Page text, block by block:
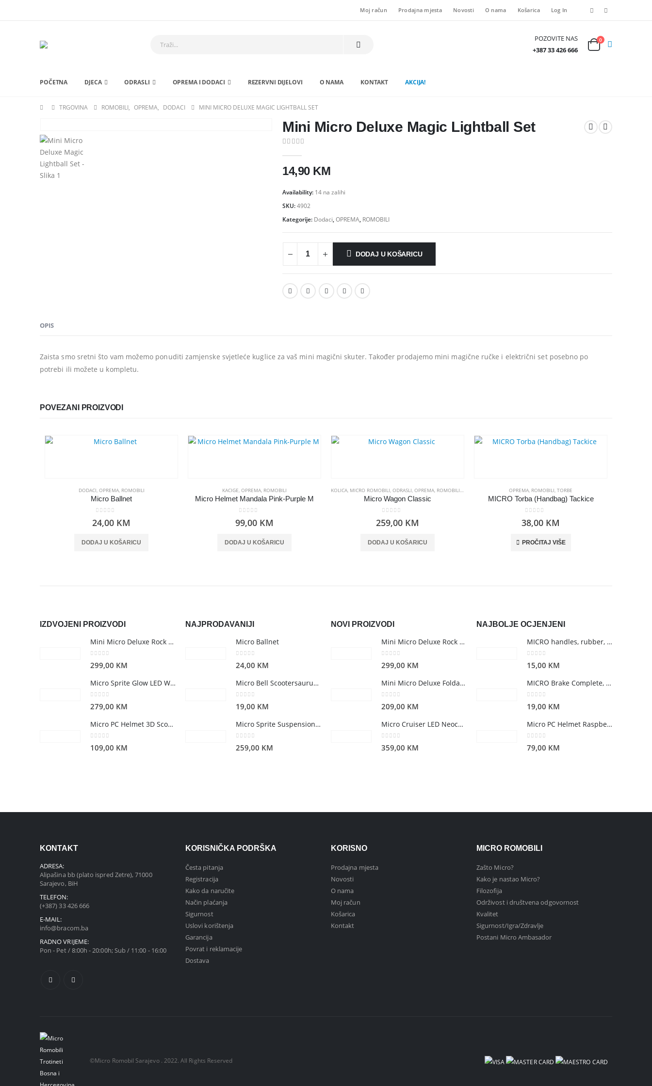
Moj račun Prodajna mjesta Novosti O nama Košarica Log In
POZOVITE NAS
+387 33 426 666
0
POČETNA DJECA ODRASLI OPREMA I DODACI REZERVNI DIJELOVI O NAMA KONTAKT AKCIJA!
TRGOVINA ROMOBILI, OPREMA, DODACI MINI MICRO DELUXE MAGIC LIGHTBALL SET
Mini Micro Deluxe Magic Lightball Set
14,90 KM
Availability: 14 na zalihi
SKU:4902
Kategorije: Dodaci,OPREMA, ROMOBILI
DODAJ U KOŠARICU
OPIS
Zaista smo sretni što vam možemo ponuditi zamjenske svjetleće kuglice za vaš mini magični skuter. Također prodajemo mini magične ručke i električni set posebno po
potrebi ili možete u kompletu.
POVEZANI PROIZVODI
DODACI OPREMA, ROMOBILI
Micro Ballnet
24,00 KM
DODAJ U KOŠARICU
KACIGE OPREMA ROMOBILI
Micro Helmet Mandala Pink-Purple M
99,00 KM
DODAJ U KOŠARICU
KOLICA MICRO ROMOBILI ODRASLI OPREMA ROMOBILI SA KOFEROM
Micro Wagon Classic
259,00 KM
DODAJ U KOŠARICU
OPREMA ROMOBILI TORBE
MICRO Torba (Handbag) Tackice
38,00 KM
PROČITAJ VIŠE
IZDVOJENI PROIZVODI
Mini Micro Deluxe Rock & Go LED Ocean Slate
299,00 KM
Micro Sprite Glow LED White
279,00 KM
Micro PC Helmet 3D Scootersaurus S
109,00 KM
NAJPRODAVANIJI
Micro Ballnet
24,00 KM
Micro Bell Scootersaurus (V2)
19,00 KM
Micro Sprite Suspension Pink
259,00 KM
NOVI PROIZVODI
Mini Micro Deluxe Rock & Go LED Ocean Slate
299,00 KM
Mini Micro Deluxe Foldable LED Red
209,00 KM
Micro Cruiser LED Neochrome
359,00 KM
NAJBOLJE OCJENJENI
MICRO handles, rubber, purple (267C)
15,00 KM
MICRO Brake Complete, Metropolitan
19,00 KM
Micro PC Helmet Raspberry M
79,00 KM
KONTAKT
ADRESA:
Alipašina bb (plato ispred Zetre), 71000
Sarajevo, BiH
TELEFON:
(+387) 33 426 666
E-MAIL:
info@bracom.ba
RADNO VRIJEME:
Pon - Pet / 8:00h - 20:00h; Sub / 11:00 - 16:00
KORISNIČKA PODRŠKA
Česta pitanja
Registracija
Kako da naručite
Način plaćanja
Sigurnost
Uslovi korištenja
Garancija
Povrat i reklamacije
Dostava
KORISNO
Prodajna mjesta
Novosti
O nama
Moj račun
Košarica
Kontakt
MICRO ROMOBILI
Zašto Micro?
Kako je nastao Micro?
Filozofija
Održivost i društvena odgovornost
Kvalitet
Sigurnost/Igra/Zdravlje
Postani Micro Ambasador
©Micro Romobil Sarajevo . 2022. All Rights Reserved